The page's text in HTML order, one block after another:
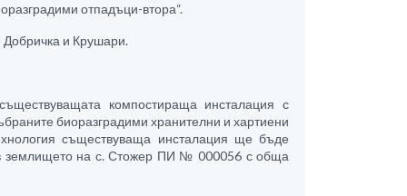
отпадъци-втора“.
Добричка и Крушари.
компостираща инсталация с
биоразградими хранителни и хартиени
съществуваща инсталация ще бъде
землището на с. Стожер ПИ № 000056 с обща